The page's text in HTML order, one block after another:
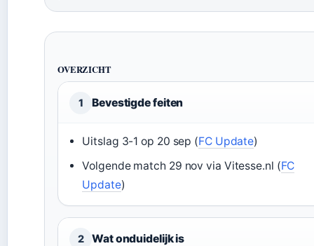
OVERZICHT
1 Bevestigde feiten
Uitslag 3-1 op 20 sep (FC Update)
Volgende match 29 nov via Vitesse.nl (FC
Update)
2 Wat onduidelijk is